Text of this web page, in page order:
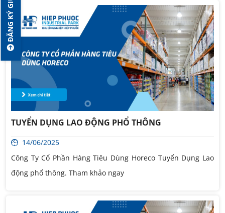
TUYỂN DỤNG LAO ĐỘNG PHỔ THÔNG
14/06/2025
Công Ty Cổ Phần Hàng Tiêu Dùng Horeco Tuyển Dụng Lao
động phổ thông. Tham khảo ngay